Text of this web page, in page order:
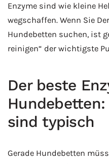
Enzyme sind wie kleine
wegschaffen. Wenn Sie
Hundebetten suchen, ist
reinigen“ der wichtigste
Der beste
Hundebetten:
sind typisch
Gerade Hundebetten